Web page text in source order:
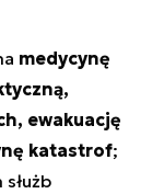
medycynę
ewakuację
katastrof;